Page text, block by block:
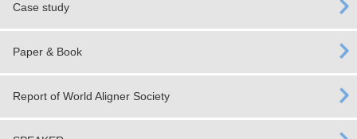
Case study
Paper & Book
Report of World Aligner Society